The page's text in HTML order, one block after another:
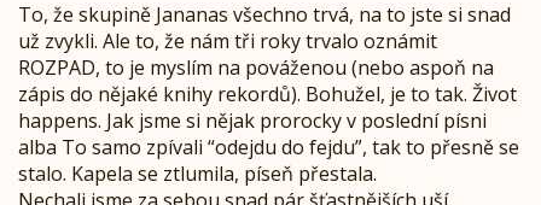
To, že skupině Jananas všechno trvá, na to jste si snad
už zvykli. Ale to, že nám tři roky trvalo oznámit
ROZPAD, to je myslím na pováženou (nebo aspoň na
zápis do nějaké knihy rekordů). Bohužel, je to tak. Život
happens. Jak jsme si nějak prorocky v poslední písni
alba To samo zpívali “odejdu do fejdu”, tak to přesně se
stalo. Kapela se ztlumila, píseň přestala.